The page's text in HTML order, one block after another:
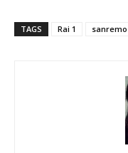
TAGS Rai 1 sanremo